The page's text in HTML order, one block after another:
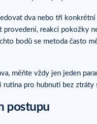
dva nebo tři konkrétní
provedení, reakci pokožky
bodů se metoda často
měňte vždy jen jeden
rutina pro hubnuti bez ztráty
postupu